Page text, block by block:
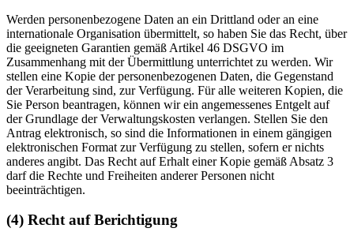
Werden personenbezogene Daten an ein Drittland oder an eine
internationale Organisation übermittelt, so haben Sie das Recht, über
die geeigneten Garantien gemäß Artikel 46 DSGVO im
Zusammenhang mit der Übermittlung unterrichtet zu werden. Wir
stellen eine Kopie der personenbezogenen Daten, die Gegenstand
der Verarbeitung sind, zur Verfügung. Für alle weiteren Kopien, die
Sie Person beantragen, können wir ein angemessenes Entgelt auf
der Grundlage der Verwaltungskosten verlangen. Stellen Sie den
Antrag elektronisch, so sind die Informationen in einem gängigen
elektronischen Format zur Verfügung zu stellen, sofern er nichts
anderes angibt. Das Recht auf Erhalt einer Kopie gemäß Absatz 3
darf die Rechte und Freiheiten anderer Personen nicht
beeinträchtigen.
(4) Recht auf Berichtigung